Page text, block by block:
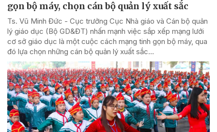
gọn bộ máy, chọn cán bộ quản lý xuất sắc
Ts. Vũ Minh Đức - Cục trưởng Cục Nhà giáo và Cán bộ quản
lý giáo dục (Bộ GD&ĐT) nhấn mạnh việc sắp xếp mạng lưới
cơ sở giáo dục là một cuộc cách mạng tinh gọn bộ máy, qua
đó lựa chọn những cán bộ quản lý xuất sắc...